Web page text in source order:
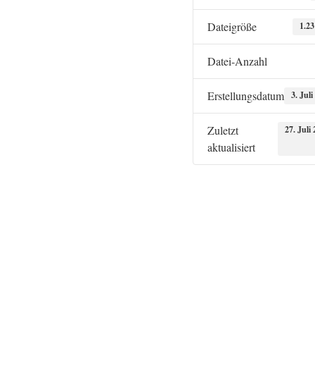
Dateigröße
Datei-Anzahl
Erstellungsdatum 3. Juli
Zuletzt
aktualisiert
27. Juli